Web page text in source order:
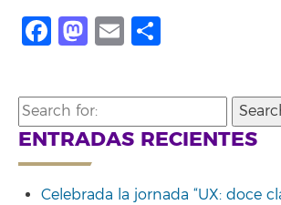
Facebook
Mastodon
Email
Search
for:
ENTRADAS RECIENTES
Celebrada la jornada “UX: doce